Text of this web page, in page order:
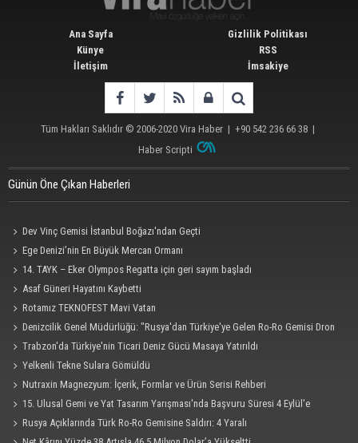
Ana Sayfa
Künye
İletişim
Gizlilik Politikası
RSS
İmsakiye
Tüm Hakları Saklıdır © 2006-2020 Vira Haber | +90 542 236 66 38 |
Haber Scripti
Günün Öne Çıkan Haberleri
Dev Vinç Gemisi İstanbul Boğazı'ndan Geçti
Ege Denizi’nin En Büyük Mercan Ormanı
14. TAYK – Eker Olympos Regatta için geri sayım başladı
Asaf Güneri Hayatını Kaybetti
Rotamız TEKNOFEST Mavi Vatan
Denizcilik Genel Müdürlüğü: "Rusya'dan Türkiye'ye Gelen Ro-Ro Gemisi Dron
Saldırısına Uğradı"
Trabzon'da Türkiye'nin Ticari Deniz Gücü Masaya Yatırıldı
Yelkenli Tekne Sulara Gömüldü
Nutraxin Magnezyum: İçerik, Formlar ve Ürün Serisi Rehberi
15. Ulusal Gemi ve Yat Tasarım Yarışması'nda Başvuru Süresi 4 Eylül'e
Uzatıldı
Rusya Açıklarında Türk Ro-Ro Gemisine Saldırı: 4 Yaralı